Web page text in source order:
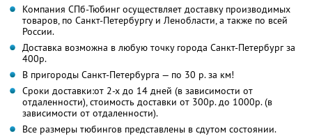
Компания СПб-Тюбинг осуществляет доставку производимых
товаров, по Санкт-Петербургу и Ленобласти, а также по всей
России.
Доставка возможна в любую точку города Санкт-Петербург за
400р.
В пригороды Санкт-Петербурга — по 30 р. за км!
Сроки доставки:от 2-х до 14 дней (в зависимости от
отдаленности), стоимость доставки от 300р. до 1000р. (в
зависимости от отдаленности).
Все размеры тюбингов представлены в сдутом состоянии.